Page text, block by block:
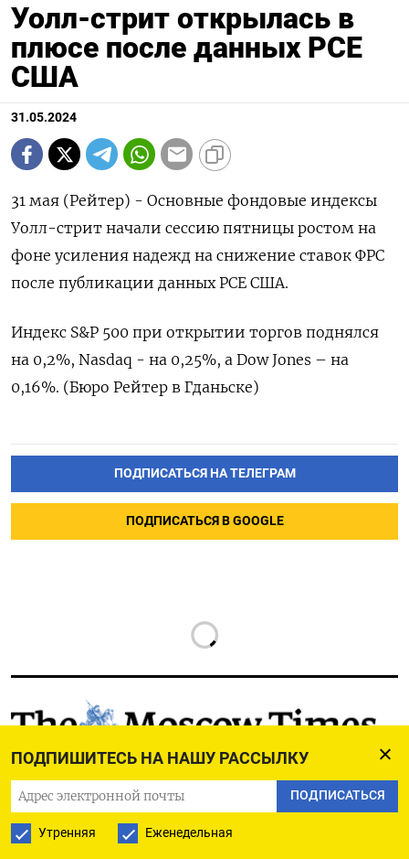
ПОДПИШИТЕСЬ НА НАШУ РАССЫЛКУ
ПОДПИСАТЬСЯ
Утренняя Еженедельная
Уолл-стрит открылась в
плюсе после данных PCE
США
31.05.2024
31 мая (Рейтер) - Основные фондовые индексы
Уолл-стрит начали сессию пятницы ростом на
фоне усиления надежд на снижение ставок ФРС
после публикации данных PCE США.
Индекс S&P 500 при открытии торгов поднялся
на 0,2%, Nasdaq - на 0,25%, а Dow Jones – на
0,16%. (Бюро Рейтер в Гданьске)
ПОДПИСАТЬСЯ НА ТЕЛЕГРАМ
ПОДПИСАТЬСЯ В GOOGLE
РУССКАЯ СЛУЖБА
ПОДПИШИТЕСЬ НА НАШУ РАССЫЛКУ